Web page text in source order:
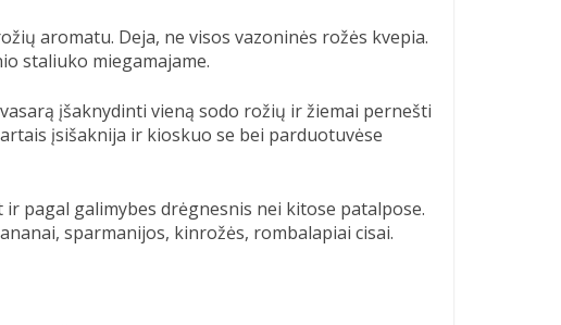
aromatu. Deja, ne visos vazoninės rožės kvepia.
staliuko miegamajame.
įšaknydinti vieną sodo rožių ir žiemai pernešti
įsišaknija ir kioskuo se bei parduotuvėse
pagal galimybes drėgnesnis nei kitose patalpose.
sparmanijos, kinrožės, rombalapiai cisai.